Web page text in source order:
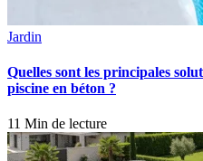
Jardin
Quelles sont les principales
piscine en béton ?
11 Min de lecture